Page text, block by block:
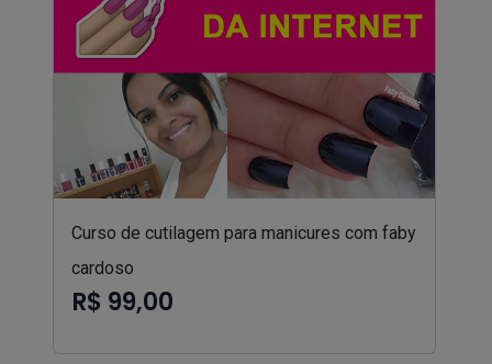
Curso de cutilagem para manicures com faby
cardoso
R$ 99,00